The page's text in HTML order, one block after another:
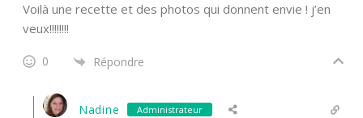
Voilà une recette et des photos qui donnent envie ! j’en
veux!!!!!!!!
0 Répondre
Nadine Administrateur